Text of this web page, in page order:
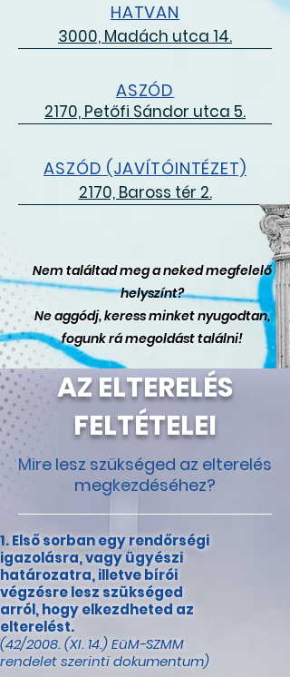
HATVAN
3000, Madách utca 14.
ASZÓD
2170, Petőfi Sándor utca 5.
ASZÓD (JAVÍTÓINTÉZET)
2170, Baross tér 2.
Nem találtad meg a neked megfelelő
helyszínt?
Ne aggódj, keress minket nyugodtan,
fogunk rá megoldást találni!
AZ ELTERELÉS
FELTÉTELEI
Mire lesz szükséged az elterelés
megkezdéséhez?
Első sorban egy rendőrségi
igazolásra, vagy ügyészi
határozatra, illetve bírói
végzésre lesz szükséged
arról,hogy elkezdheted az
elterelést.
(42/2008. (XI. 14.) EüM-SZMM
rendelet szerinti dokumentum)